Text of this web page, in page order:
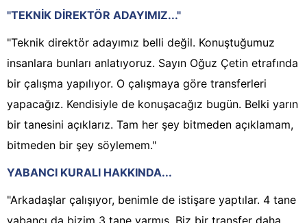
"TEKNİK DİREKTÖR ADAYIMIZ..."
"Teknik direktör adayımız belli değil. Konuştuğumuz
insanlara bunları anlatıyoruz. Sayın Oğuz Çetin etrafında
bir çalışma yapılıyor. O çalışmaya göre transferleri
yapacağız. Kendisiyle de konuşacağız bugün. Belki yarın
bir tanesini açıklarız. Tam her şey bitmeden açıklamam,
bitmeden bir şey söylemem."
YABANCI KURALI HAKKINDA...
"Arkadaşlar çalışıyor, benimle de istişare yaptılar. 4 tane